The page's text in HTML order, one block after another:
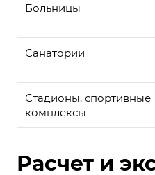
Больницы
Санатории
Стадионы, спортивные
комплексы
Расчет и